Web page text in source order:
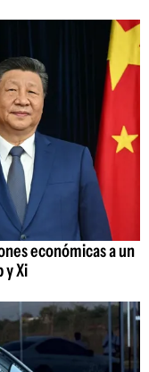
económicas a un
y Xi